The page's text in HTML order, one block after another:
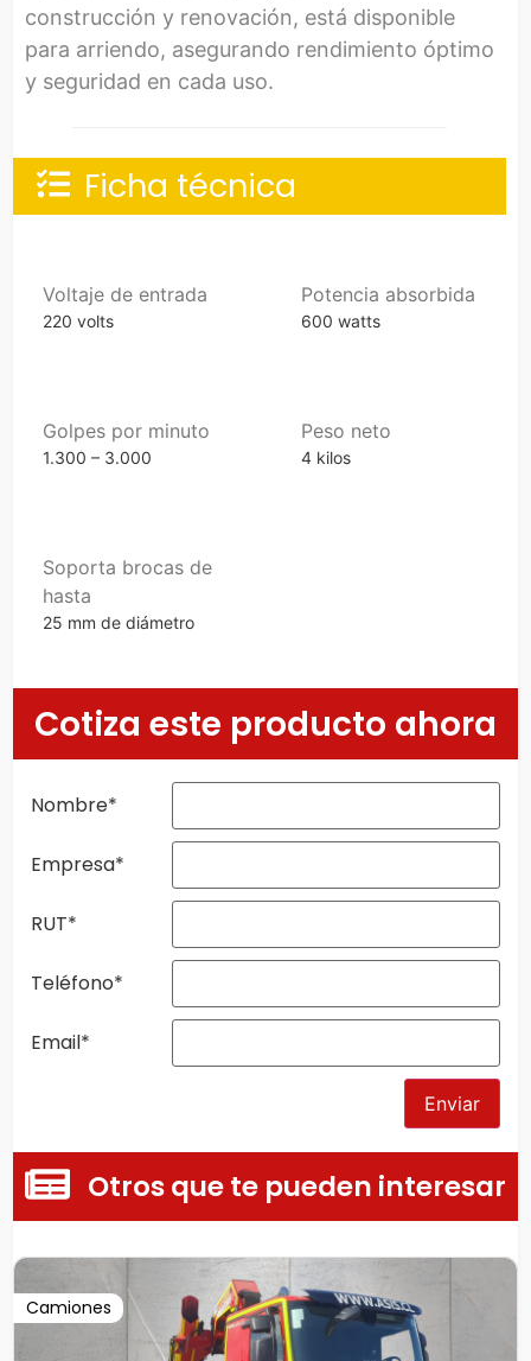
construcción y renovación, está disponible
para arriendo, asegurando rendimiento óptimo
y seguridad en cada uso.
Ficha técnica
Voltaje de entrada
220 volts
Potencia absorbida
600 watts
Golpes por minuto
1.300 – 3.000
Peso neto
4 kilos
Soporta brocas de
hasta
25 mm de diámetro
Cotiza este producto ahora
Nombre*
Empresa*
RUT*
Teléfono*
Email*
Enviar
Otros que te pueden interesar
Camiones